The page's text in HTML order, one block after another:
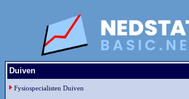
Duiven
Fysiospecialisten Duiven